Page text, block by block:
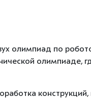
олимпиад по
олимпиаде,